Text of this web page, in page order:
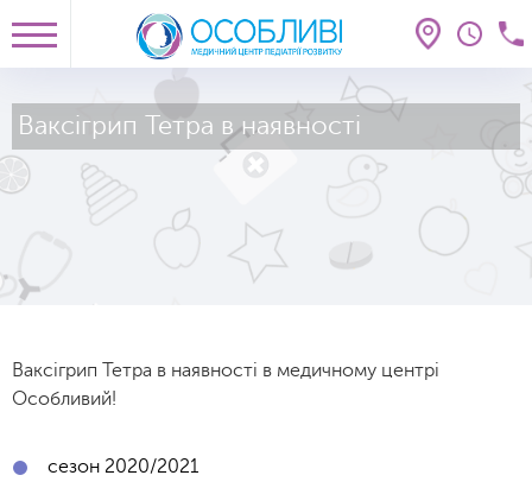
Ваксігрип Тетра в наявності
Ваксігрип Тетра в наявності в медичному центрі
Особливий!
сезон 2020/2021